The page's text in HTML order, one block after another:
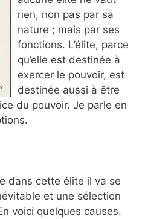
rien, non pas par sa
nature ; mais par ses
fonctions. L’élite, parce
qu’elle est destinée à
exercer le pouvoir, est
destinée aussi à être
du pouvoir. Je parle en
dans cette élite il va se
et une sélection
voici quelques causes.